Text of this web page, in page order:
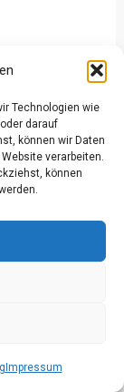
Technologien wie
darauf
können wir Daten
verarbeiten.
können
Impressum